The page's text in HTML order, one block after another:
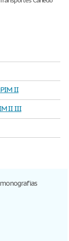
II
II III
monografias